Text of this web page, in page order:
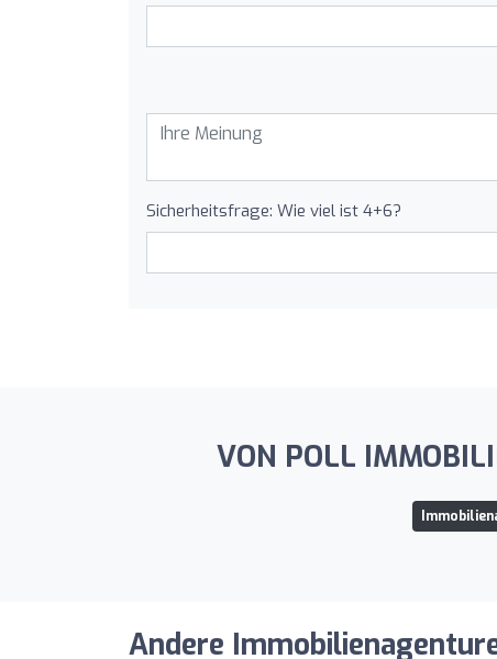
Sicherheitsfrage: Wie viel ist 4+6?
VON POLL
Andere